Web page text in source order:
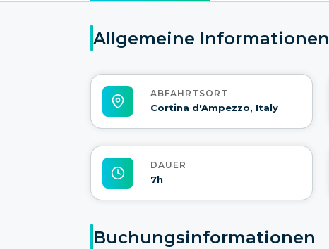
Allgemeine Informationen
ABFAHRTSORT
Cortina d'Ampezzo, Italy
DAUER
7h
Buchungsinformationen